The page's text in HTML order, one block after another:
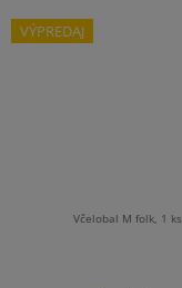
VÝPREDAJ
Včelobal M folk, 1 ks